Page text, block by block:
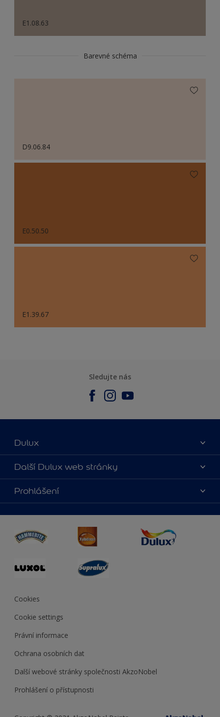
E1.08.63
Barevné schéma
D9.06.84
E0.50.50
E1.39.67
Sledujte nás
Dulux
O nás
Kontaktujte nás
Najít obchod
Další Dulux web stránky
duluxmalir.cz
duluxmaliar.sk
duluxprodejnabarev.cz
duluxpredajnafarieb.sk
Prohlášení
Cookies
Cookie settings
Právní informace
Ochrana osobních dat
Další webové stránky společnosti AkzoNobel
Prohlášení o přístupnosti